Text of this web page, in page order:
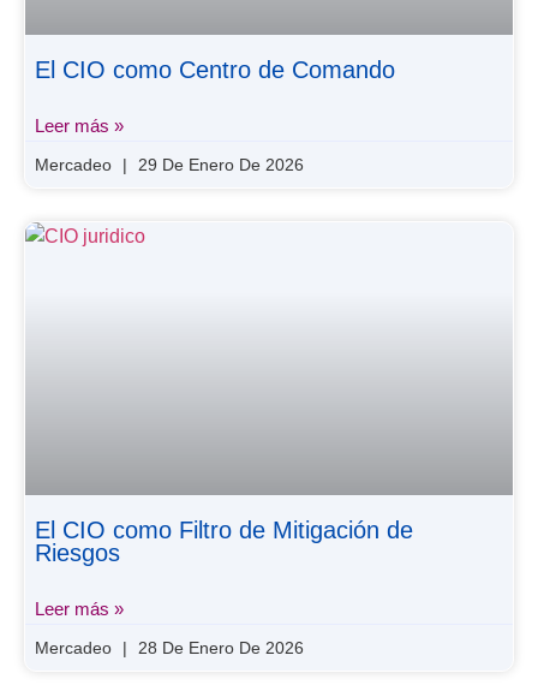
El CIO como Centro de Comando
Leer más »
Mercadeo 29 De Enero De 2026
El CIO como Filtro de Mitigación de
Riesgos
Leer más »
Mercadeo 28 De Enero De 2026